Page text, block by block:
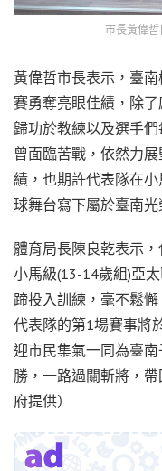
市長黃偉哲
黃偉哲市長表示，臺
賽勇奪亮眼佳績，除
歸功於教練以及選手
曾面臨苦戰，依然力
績，也期許代表隊在
球舞台寫下屬於臺南光
體育局長陳良乾表示
小馬級(13-14歲組)亞
蹄投入訓練，毫不鬆
代表隊的第1場賽事將
迎市民集氣一同為臺
勝，一路過關斬將，
府提供）